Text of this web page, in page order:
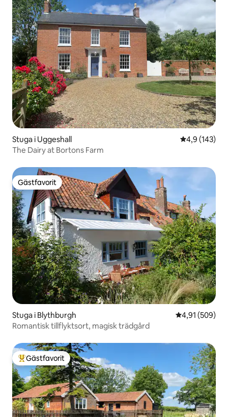
Stuga i Uggeshall 4,9 av 5 i
4,9 (143)
The Dairy at Bortons Farm
Gästfavorit
Gästfavorit
Stuga i Blythburgh 4,91 av 5 i
4,91 (509)
Romantisk tillflyktsort, magisk trädgård
Populär gästfavorit
Gästfavorit